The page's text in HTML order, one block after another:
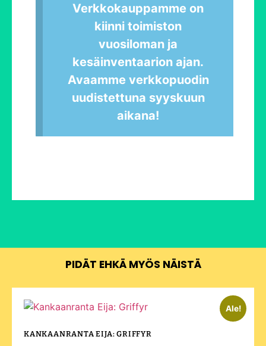
Verkkokauppamme on
kiinni toimiston
vuosiloman ja
kesäinventaarion ajan.
Avaamme verkkopuodin
uudistettuna syyskuun
aikana!
PIDÄT EHKÄ MYÖS NÄISTÄ
Ale!
KANKAANRANTA EIJA: GRIFFYR